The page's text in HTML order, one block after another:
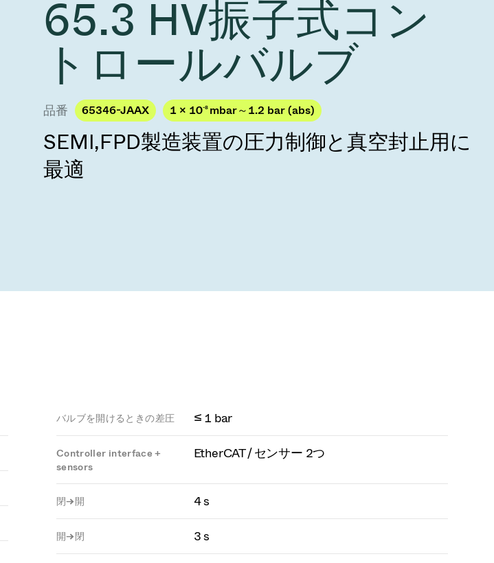
year 2026 Results
Ad hoc announcement pursuant to Art. 53
Acquisition of Atonarp
Ad hoc announcement pursuant to Art. 53
LR
65.3 HV振子式コン
トロールバルブ
品番 65346-JAAX 1 × 10-8 mbar～1.2 bar (abs)
SEMI,FPD製造装置の圧力制御と真空封止用に
最適
バルブを開けるときの差圧 ≤ 1 bar
Controller interface +
sensors
EtherCAT / センサー 2つ
閉→開 4 s
開→閉 3 s